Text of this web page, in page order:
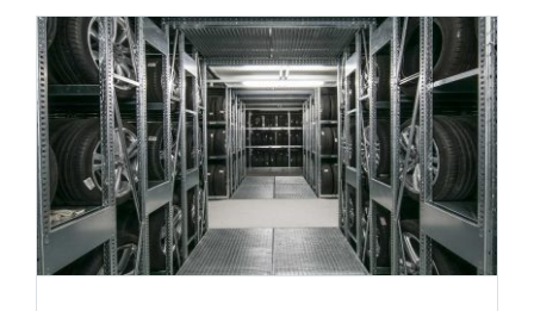
NEWSLETTER
KONTAKT
Fallstudie Autohaus HEDTKE:
50 Prozent mehr Kapazität